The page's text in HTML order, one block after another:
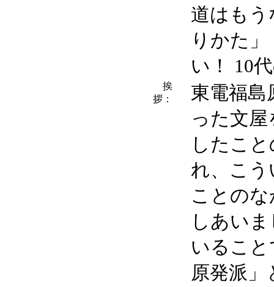
道はも
りかた
い！ 10
挨
拶：
東電福島
った文
したこ
れ、こ
ことの
しあい
いるこ
原発派